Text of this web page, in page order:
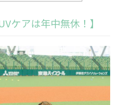
ケアは年中無休！】